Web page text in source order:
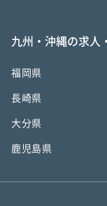
九州・沖縄の求人
福岡県
長崎県
大分県
鹿児島県